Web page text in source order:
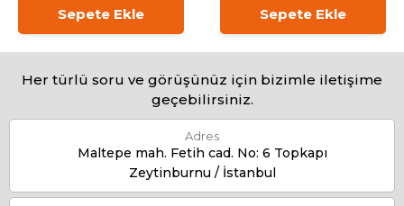
Sepete Ekle Sepete Ekle
Her türlü soru ve görüşünüz için bizimle iletişime
geçebilirsiniz.
Adres
Maltepe mah. Fetih cad. No: 6 Topkapı
Zeytinburnu / İstanbul